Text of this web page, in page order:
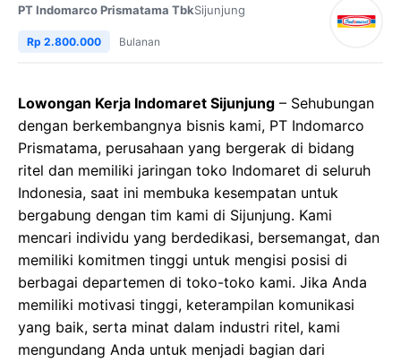
PT Indomarco Prismatama TbkSijunjung
Rp 2.800.000 Bulanan
Lowongan Kerja Indomaret Sijunjung – Sehubungan
dengan berkembangnya bisnis kami, PT Indomarco
Prismatama, perusahaan yang bergerak di bidang
ritel dan memiliki jaringan toko Indomaret di seluruh
Indonesia, saat ini membuka kesempatan untuk
bergabung dengan tim kami di Sijunjung. Kami
mencari individu yang berdedikasi, bersemangat, dan
memiliki komitmen tinggi untuk mengisi posisi di
berbagai departemen di toko-toko kami. Jika Anda
memiliki motivasi tinggi, keterampilan komunikasi
yang baik, serta minat dalam industri ritel, kami
mengundang Anda untuk menjadi bagian dari